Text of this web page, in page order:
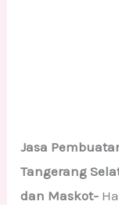
Jasa
Tangerang
dan Maskot-